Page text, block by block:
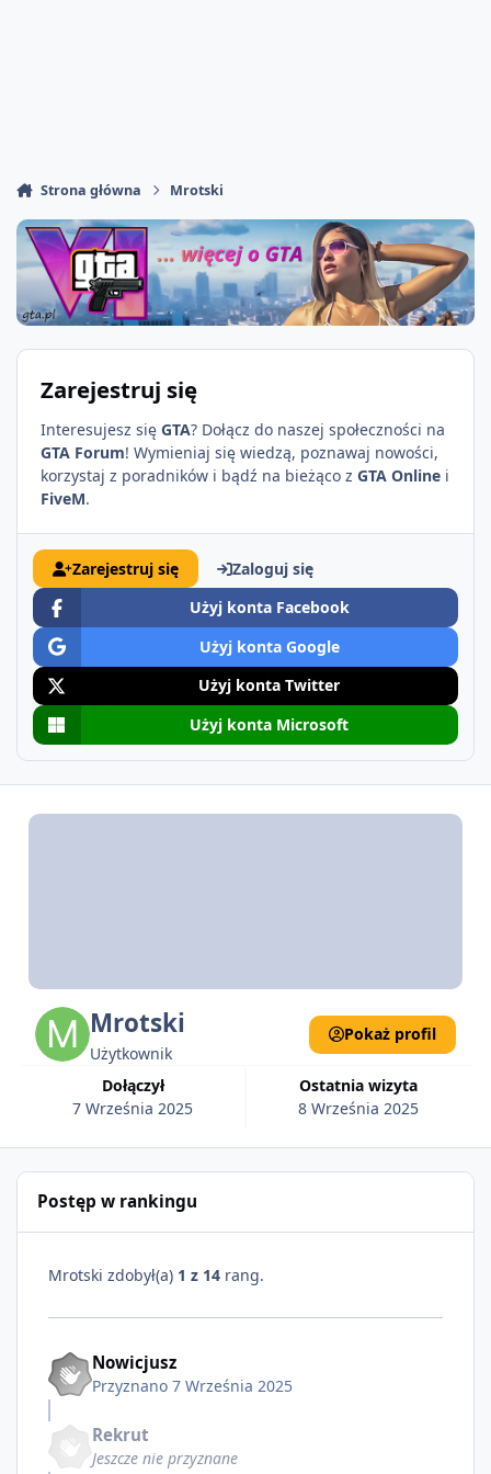
Strona główna Mrotski
Zarejestruj się
Interesujesz się GTA? Dołącz do naszej społeczności na
GTA Forum! Wymieniaj się wiedzą, poznawaj nowości,
korzystaj z poradników i bądź na bieżąco z GTA Online i
FiveM.
Zarejestruj się
Zaloguj się
Użyj konta Facebook
Użyj konta Google
Użyj konta Twitter
Użyj konta Microsoft
Mrotski
Użytkownik
Dołączył
7 Września 2025
Ostatnia wizyta
8 Września 2025
Pokaż profil
Postęp w rankingu
Mrotski zdobył(a) 1 z 14 rang.
Nowicjusz
Przyznano 7 Września 2025
Rekrut
Jeszcze nie przyznane